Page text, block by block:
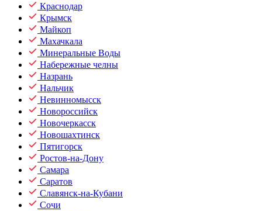
Краснодар
Крымск
Майкоп
Махачкала
Минеральные Воды
Набережные челны
Назрань
Нальчик
Невинномысск
Новороссийск
Новочеркасск
Новошахтинск
Пятигорск
Ростов-на-Дону
Самара
Саратов
Славянск-на-Кубани
Сочи